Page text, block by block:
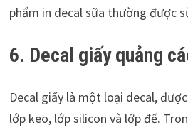
phẩm in decal sữa thường được
6. Decal giấy quảng
Decal giấy là một loại decal,
lớp keo, lớp silicon và lớp đế.